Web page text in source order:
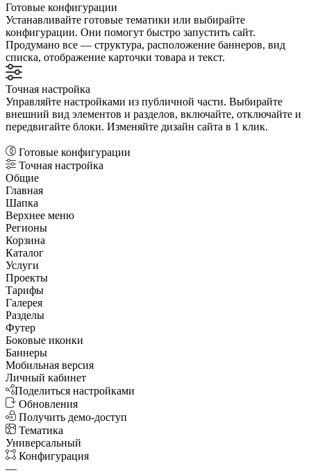
Готовые конфигурации
Устанавливайте готовые тематики или выбирайте
конфигурации. Они помогут быстро запустить сайт.
Продумано все — структура, расположение баннеров, вид
списка, отображение карточки товара и текст.
Точная настройка
Управляйте настройками из публичной части. Выбирайте
внешний вид элементов и разделов, включайте, отключайте и
передвигайте блоки. Изменяйте дизайн сайта в 1 клик.
Готовые конфигурации
Точная настройка
Общие
Главная
Шапка
Верхнее меню
Регионы
Корзина
Каталог
Услуги
Проекты
Тарифы
Галерея
Разделы
Футер
Боковые иконки
Баннеры
Мобильная версия
Личный кабинет
Поделиться настройками
Обновления
Получить демо-доступ
Тематика
Универсальный
Конфигурация
—